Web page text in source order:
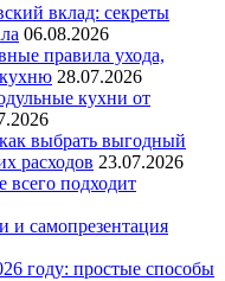
вклад: секреты
06.08.2026
правила ухода,
28.07.2026
кухни от
выбрать выгодный
расходов 23.07.2026
всего подходит
и самопрезентация
году: простые способы